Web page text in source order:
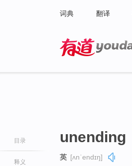
词典 翻译
目录
释义
unending
英 [ʌnˈendɪŋ]